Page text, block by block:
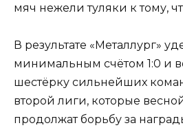
мяч нежели туляки к тому,
В результате «Металлург»
минимальным счётом 1:0 и
шестёрку сильнейших
второй лиги, которые
продолжат борьбу за